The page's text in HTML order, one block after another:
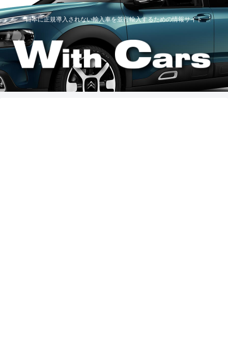
日本に正規導入されない輸入車を並行輸入するための情報サイト